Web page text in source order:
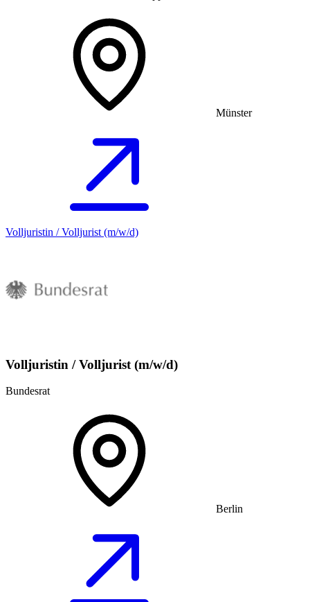
Münster
Volljuristin / Volljurist (m/w/d)
Volljuristin / Volljurist (m/w/d)
Bundesrat
Berlin